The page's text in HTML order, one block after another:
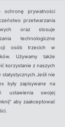
prywatności
przetwarzania
oraz stosuje
technologiczne
osób trzecich w
Używamy także
korzystanie z naszych
nie
były zapisywane na
ustawienia swojej
aby zaakceptować